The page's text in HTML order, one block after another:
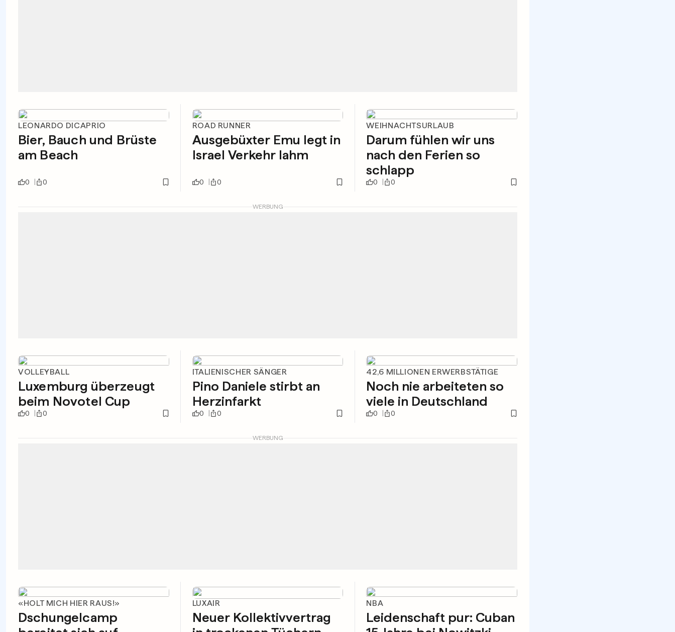
LEONARDO DICAPRIO
Bier, Bauch und Brüste
am Beach
0 0
ROAD RUNNER
Ausgebüxter Emu legt in
Israel Verkehr lahm
0 0
WEIHNACHTSURLAUB
Darum fühlen wir uns
nach den Ferien so
schlapp
0 0
WERBUNG
VOLLEYBALL
Luxemburg überzeugt
beim Novotel Cup
0 0
ITALIENISCHER SÄNGER
Pino Daniele stirbt an
Herzinfarkt
0 0
42,6 MILLIONEN ERWERBSTÄTIGE
Noch nie arbeiteten so
viele in Deutschland
0 0
WERBUNG
«HOLT MICH HIER RAUS!»
Dschungelcamp
LUXAIR
Neuer Kollektivvertrag
NBA
Leidenschaft pur: Cuban